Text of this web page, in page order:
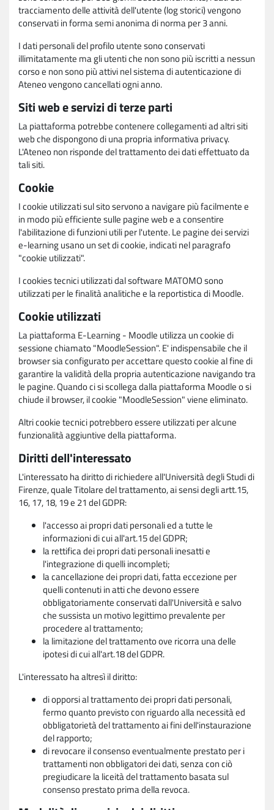
tracciamento delle attività dell'utente (log storici) vengono
conservati in forma semi anonima di norma per 3 anni.
I dati personali del profilo utente sono conservati
illimitatamente ma gli utenti che non sono più iscritti a nessun
corso e non sono più attivi nel sistema di autenticazione di
Ateneo vengono cancellati ogni anno.
Siti web e servizi di terze parti
La piattaforma potrebbe contenere collegamenti ad altri siti
web che dispongono di una propria informativa privacy.
L'Ateneo non risponde del trattamento dei dati effettuato da
tali siti.
Cookie
I cookie utilizzati sul sito servono a navigare più facilmente e
in modo più efficiente sulle pagine web e a consentire
l'abilitazione di funzioni utili per l'utente. Le pagine dei servizi
e-learning usano un set di cookie, indicati nel paragrafo
"cookie utilizzati".
I cookies tecnici utilizzati dal software MATOMO sono
utilizzati per le finalità analitiche e la reportistica di Moodle.
Cookie utilizzati
La piattaforma E-Learning - Moodle utilizza un cookie di
sessione chiamato "MoodleSession". E' indispensabile che il
browser sia configurato per accettare questo cookie al fine di
garantire la validità della propria autenticazione navigando tra
le pagine. Quando ci si scollega dalla piattaforma Moodle o si
chiude il browser, il cookie "MoodleSession" viene eliminato.
Altri cookie tecnici potrebbero essere utilizzati per alcune
funzionalità aggiuntive della piattaforma.
Diritti dell'interessato
L'interessato ha diritto di richiedere all'Università degli Studi di
Firenze, quale Titolare del trattamento, ai sensi degli artt.15,
16, 17, 18, 19 e 21 del GDPR:
l'accesso ai propri dati personali ed a tutte le
informazioni di cui all'art.15 del GDPR;
la rettifica dei propri dati personali inesatti e
l'integrazione di quelli incompleti;
la cancellazione dei propri dati, fatta eccezione per
quelli contenuti in atti che devono essere
obbligatoriamente conservati dall'Università e salvo
che sussista un motivo legittimo prevalente per
procedere al trattamento;
la limitazione del trattamento ove ricorra una delle
ipotesi di cui all'art.18 del GDPR.
L'interessato ha altresì il diritto:
di opporsi al trattamento dei propri dati personali,
fermo quanto previsto con riguardo alla necessità ed
obbligatorietà del trattamento ai fini dell'instaurazione
del rapporto;
di revocare il consenso eventualmente prestato per i
trattamenti non obbligatori dei dati, senza con ciò
pregiudicare la liceità del trattamento basata sul
consenso prestato prima della revoca.